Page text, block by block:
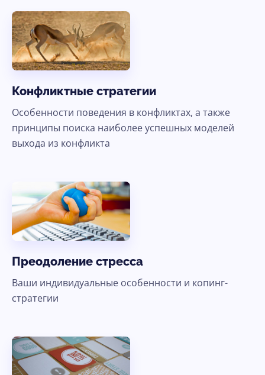
Конфликтные стратегии
Особенности поведения в конфликтах, а также
принципы поиска наиболее успешных моделей
выхода из конфликта
Преодоление стресса
Ваши индивидуальные особенности и копинг-
стратегии